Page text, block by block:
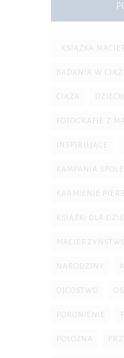
. KSIĄŻKA
BADANIA W
CIĄŻA
FOTOGRAFIE Z
INSPIRUJĄCE
KAMPANIA
KARMIENIE
KSIĄŻKI DLA
NARODZINY
OJCOSTWO
PORONIENIE
POŁOŻNA